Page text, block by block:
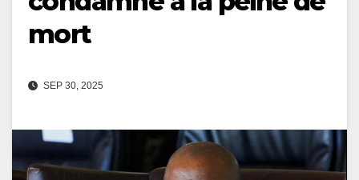
mort
SEP 30, 2025